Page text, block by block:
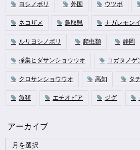
ヨシノボリ 外国 ウツボ
ネコザメ 鳥取県 ナガレモン
ルリヨシノボリ 爬虫類 静岡
採集ヒダサンショウウオ コガタノゲ
クロサンショウウオ 高知 タ
魚類 エチオピア ジグ
アーカイブ